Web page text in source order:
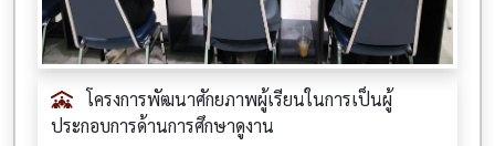
โครงการพัฒนาศักยภาพผู้เรียนในการเป็นผู้
ประกอบการด้านการศึกษาดูงาน